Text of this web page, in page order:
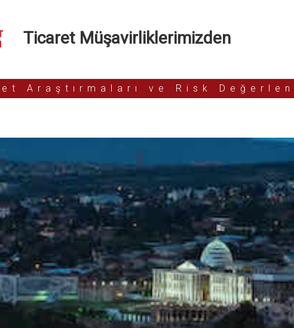
Ticaret Müşavirliklerimizden
Araştırmaları ve Risk